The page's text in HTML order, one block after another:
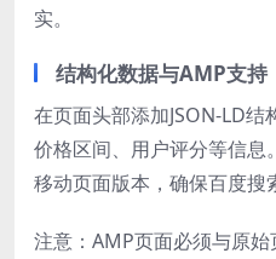
实。
结构化数据与AMP支持
在页面头部添加JSON-LD结
价格区间、用户评分等信息
移动页面版本，确保百度搜
注意：AMP页面必须与原